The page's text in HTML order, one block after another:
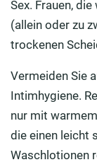
Sex. Frauen,
(allein oder zu
trockenen
Vermeiden Sie
Intimhygiene.
nur mit
die einen leicht
Waschlotionen